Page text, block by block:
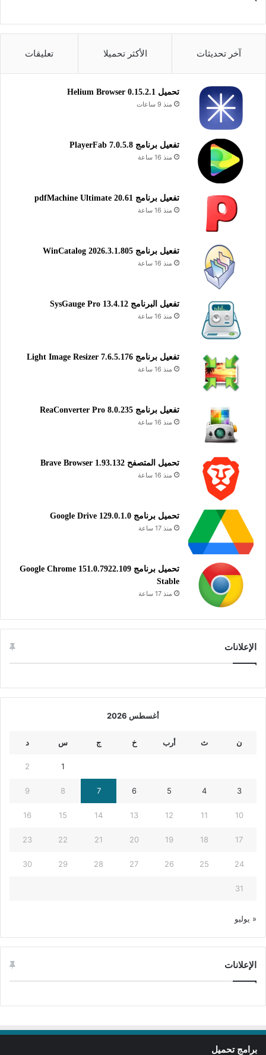
آخر تحديثات الأكثر تحميلا تعليقات
تحميل Helium Browser 0.15.2.1
منذ 9 ساعات
تفعيل برنامج PlayerFab 7.0.5.8
منذ 16 ساعة
تفعيل برنامج pdfMachine Ultimate 20.61
منذ 16 ساعة
تفعيل برنامج WinCatalog 2026.3.1.805
منذ 16 ساعة
تفعيل البرنامج 13.4.12 SysGauge Pro
منذ 16 ساعة
تفعيل برنامج Light Image Resizer 7.6.5.176
منذ 16 ساعة
تفعيل برنامج ReaConverter Pro 8.0.235
منذ 16 ساعة
تحميل المتصفح Brave Browser 1.93.132
منذ 16 ساعة
تحميل برنامج Google Drive 129.0.1.0
منذ 17 ساعة
تحميل برنامج Google Chrome 151.0.7922.109
Stable
منذ 17 ساعة
الإعلانات
أغسطس 2026
ن ث أرب خ ج س د
1
2
3
4
5
6
7
8
9
10
11
12
13
14
15
16
17
18
19
20
21
22
23
24
25
26
27
28
29
30
31
« يوليو
الإعلانات
برامج تحميل